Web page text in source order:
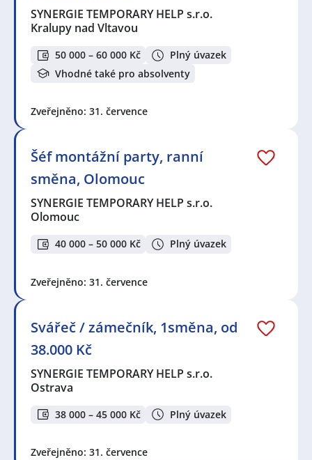
SYNERGIE TEMPORARY HELP s.r.o.
Kralupy nad Vltavou
50 000 – 60 000 Kč
Plný úvazek
Vhodné také pro absolventy
Zveřejněno: 31. července
Šéf montážní party, ranní
směna, Olomouc
SYNERGIE TEMPORARY HELP s.r.o.
Olomouc
40 000 – 50 000 Kč Plný úvazek
Zveřejněno: 31. července
Svářeč / zámečník, 1směna, od
38.000 Kč
SYNERGIE TEMPORARY HELP s.r.o.
Ostrava
38 000 – 45 000 Kč Plný úvazek
Zveřejněno: 31. července